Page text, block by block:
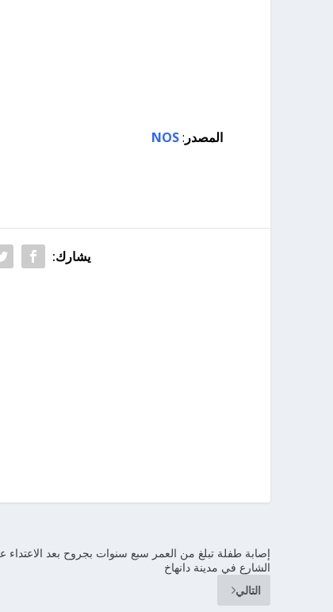
المصدر :
NOS
يشارك:
إصابة طفلة تبلغ من العمر سبع سنوات بجروح بعد الاعتداء
الشارع في مدينة دانهاخ
التالي